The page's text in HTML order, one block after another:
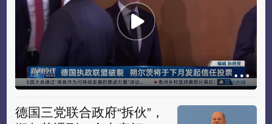
德国三党联合政府“拆伙”，